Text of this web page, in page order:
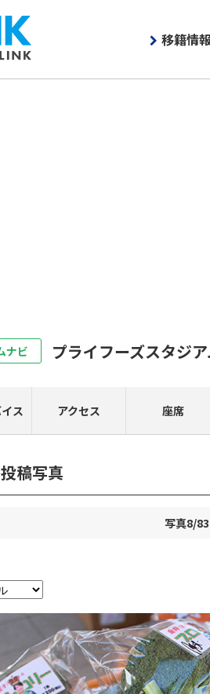
移籍情
ナビ プライフーズスタジ
ス アクセス 座席
稿写真
写真8/83